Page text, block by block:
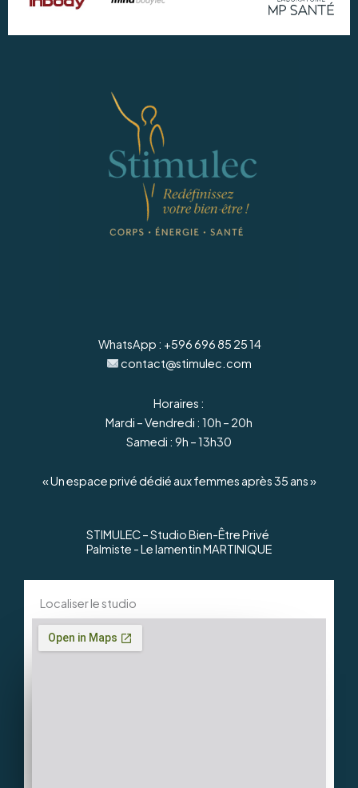
WhatsApp : +596 696 85 25 14
contact@stimulec.com
Horaires :
Mardi – Vendredi : 10h – 20h
Samedi : 9h – 13h30
« Un espace privé dédié aux femmes après 35 ans »
STIMULEC – Studio Bien-Être Privé
Palmiste - Le lamentin MARTINIQUE
Localiser le studio